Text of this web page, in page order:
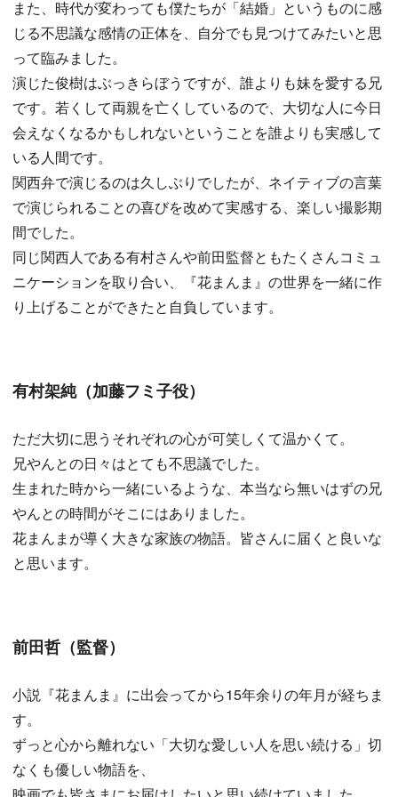
また、時代が変わっても僕たちが「結婚」というものに感
じる不思議な感情の正体を、自分でも見つけてみたいと思
って臨みました。
演じた俊樹はぶっきらぼうですが、誰よりも妹を愛する兄
です。若くして両親を亡くしているので、大切な人に今日
会えなくなるかもしれないということを誰よりも実感して
いる人間です。
関西弁で演じるのは久しぶりでしたが、ネイティブの言葉
で演じられることの喜びを改めて実感する、楽しい撮影期
間でした。
同じ関西人である有村さんや前田監督ともたくさんコミュ
ニケーションを取り合い、『花まんま』の世界を一緒に作
り上げることができたと自負しています。
有村架純（加藤フミ子役）
ただ大切に思うそれぞれの心が可笑しくて温かくて。
兄やんとの日々はとても不思議でした。
生まれた時から一緒にいるような、本当なら無いはずの兄
やんとの時間がそこにはありました。
花まんまが導く大きな家族の物語。皆さんに届くと良いな
と思います。
前田哲（監督）
小説『花まんま』に出会ってから15年余りの年月が経ちま
す。
ずっと心から離れない「大切な愛しい人を思い続ける」切
なくも優しい物語を、